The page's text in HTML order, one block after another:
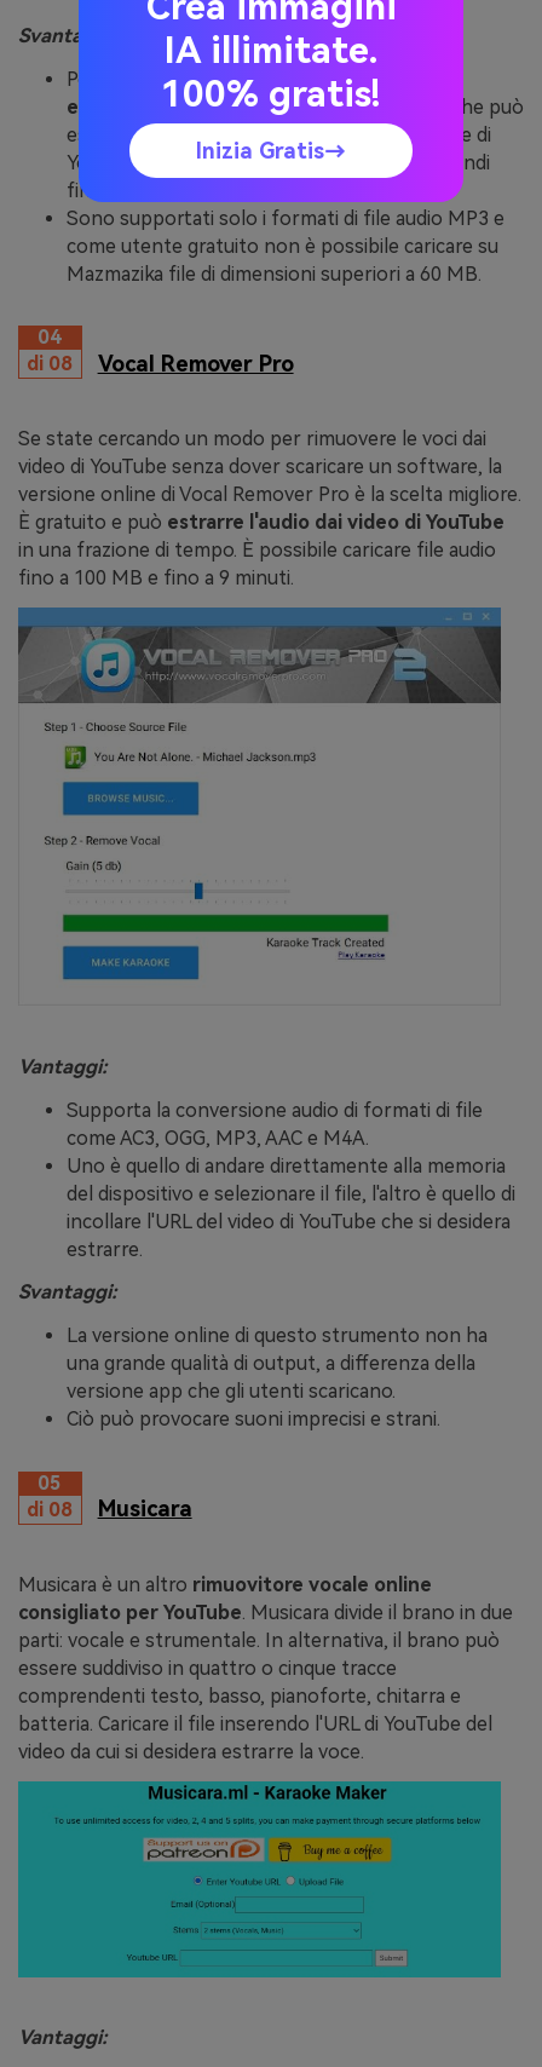
Svantaggi:
Possono essere necessari diversi minuti per
estrarre l'audio da un video di YouTube
, il che può
essere più lento rispetto ad altri rimuovi voce di
YouTube, che elaborano l'audio in pochi secondi
fino a un minuto.
Sono supportati solo i formati di file audio MP3 e
come utente gratuito non è possibile caricare su
Mazmazika file di dimensioni superiori a 60 MB.
04
di 08
Vocal Remover Pro
Se state cercando un modo per rimuovere le voci dai
video di YouTube senza dover scaricare un software, la
versione online di Vocal Remover Pro è la scelta migliore.
È gratuito e può estrarre l'audio dai video di YouTube
in una frazione di tempo. È possibile caricare file audio
fino a 100 MB e fino a 9 minuti.
Vantaggi:
Supporta la conversione audio di formati di file
come AC3, OGG, MP3, AAC e M4A.
Uno è quello di andare direttamente alla memoria
del dispositivo e selezionare il file, l'altro è quello di
incollare l'URL del video di YouTube che si desidera
estrarre.
Svantaggi:
La versione online di questo strumento non ha
una grande qualità di output, a differenza della
versione app che gli utenti scaricano.
Ciò può provocare suoni imprecisi e strani.
05
di 08
Musicara
Musicara è un altro rimuovitore vocale online
consigliato per YouTube . Musicara divide il brano in due
parti: vocale e strumentale. In alternativa, il brano può
essere suddiviso in quattro o cinque tracce
comprendenti testo, basso, pianoforte, chitarra e
batteria. Caricare il file inserendo l'URL di YouTube del
video da cui si desidera estrarre la voce.
Vantaggi:
IA illimitate.
100% gratis!
Inizia Gratis→